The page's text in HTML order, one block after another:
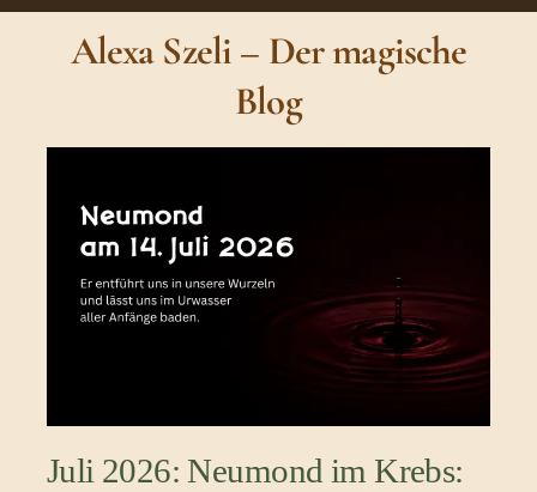
Alexa Szeli – Der magische
Blog
Juli 2026: Neumond im Krebs: